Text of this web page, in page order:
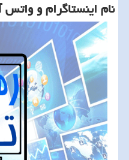
نام اینستاگرام و